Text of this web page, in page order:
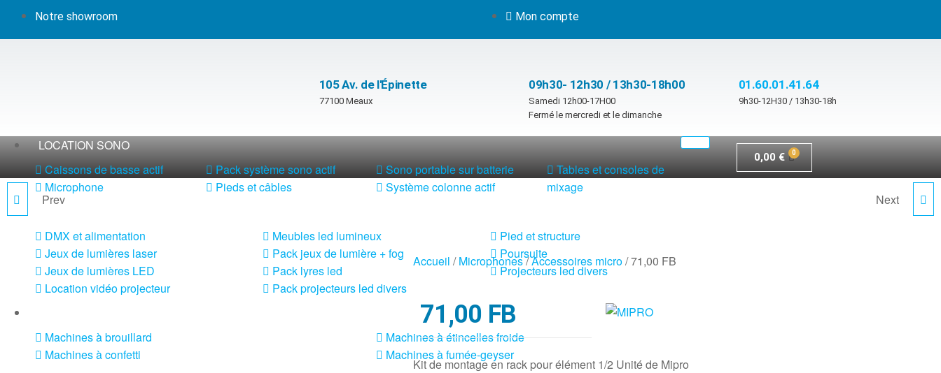
Notre showroom Mon compte
105 Av. de l'Épinette
77100 Meaux
09h30- 12h30 / 13h30-18h00
Samedi 12h00-17H00
Fermé le mercredi et le dimanche
01.60.01.41.64
9h30-12H30 / 13h30-18h
LOCATION SONO
Caissons de basse actif
Microphone
Pack système sono actif
Pieds et câbles
Sono portable sur batterie
Système colonne actif
Tables et consoles de
mixage
DMX et alimentation
Jeux de lumières laser
Jeux de lumières LED
Location vidéo projecteur
Meubles led lumineux
Pack jeux de lumière + fog
Pack lyres led
Pack projecteurs led divers
Pied et structure
Poursuite
Projecteurs led divers
Machines à brouillard
Machines à confetti
Machines à étincelles froide
Machines à fumée-geyser
0,00 €
ACT 312B + 2 X ACT32T
Prev Next
Accueil /Microphones/Accessoires micro/ 71,00 FB
71,00 FB
Kit de montage en rack pour élément 1/2 Unité de Mipro